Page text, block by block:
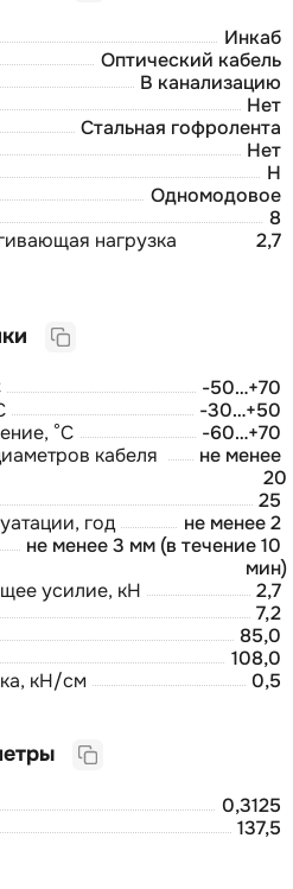
Инкаб
Оптический кабель
В канализацию
Нет
Стальная гофролента
Нет
Н
Одномодовое
8
нагрузка
2,7
-50…+70
-30…+50
°С
-60…+70
кабеля
не менее
20
25
год
не менее 2
не менее 3 мм (в течение 10
мин)
усилие, кН
2,7
7,2
85,0
108,0
кН/см
0,5
0,3125
137,5